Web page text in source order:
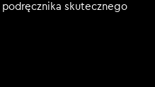
podręcznika skutecznego